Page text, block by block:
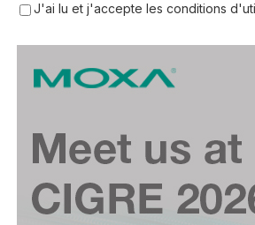
J'ai lu et j'accepte les conditions